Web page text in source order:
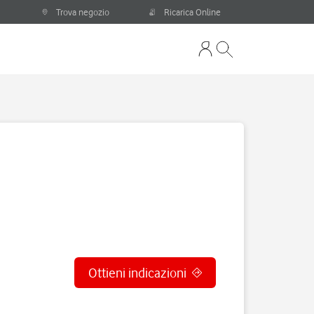
Trova negozio Ricarica Online
Ottieni indicazioni